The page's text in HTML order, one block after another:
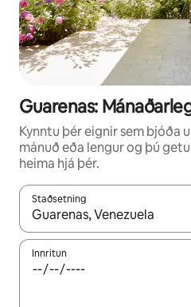
Guarenas:
Kynntu þér eignir sem bjóða
mánuð eða lengur og þú
heima hjá þér.
Staðsetning
Þegar niðurstöður liggja fyrir
Innritun